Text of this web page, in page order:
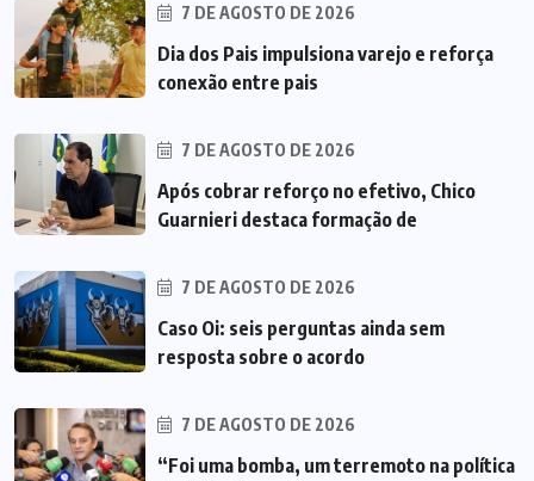
7 DE AGOSTO DE 2026
Dia dos Pais impulsiona varejo e reforça
conexão entre pais
7 DE AGOSTO DE 2026
Após cobrar reforço no efetivo, Chico
Guarnieri destaca formação de
7 DE AGOSTO DE 2026
Caso Oi: seis perguntas ainda sem
resposta sobre o acordo
7 DE AGOSTO DE 2026
“Foi uma bomba, um terremoto na política